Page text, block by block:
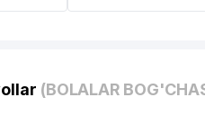
(BOLALAR